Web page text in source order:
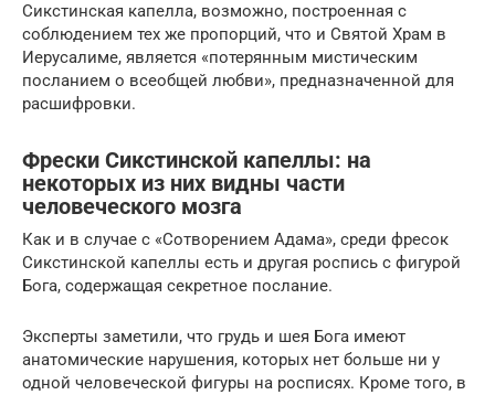
Сикстинская капелла, возможно, построенная с
соблюдением тех же пропорций, что и Святой Храм в
Иерусалиме, является «потерянным мистическим
посланием о всеобщей любви», предназначенной для
расшифровки.
Фрески Сикстинской капеллы: на
некоторых из них видны части
человеческого мозга
Как и в случае с «Сотворением Адама», среди фресок
Сикстинской капеллы есть и другая роспись с фигурой
Бога, содержащая секретное послание.
Эксперты заметили, что грудь и шея Бога имеют
анатомические нарушения, которых нет больше ни у
одной человеческой фигуры на росписях. Кроме того, в